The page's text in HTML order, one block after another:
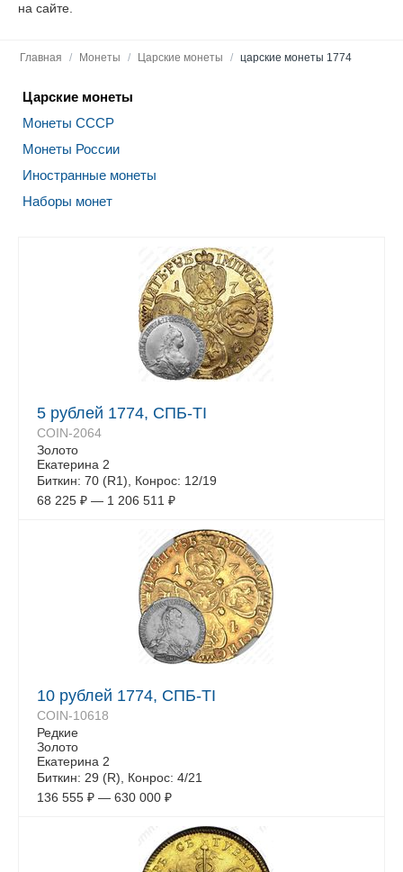
на сайте.
Главная / Монеты / Царские монеты / царские монеты 1774
Царские монеты
Монеты СССР
Монеты России
Иностранные монеты
Наборы монет
5 рублей 1774, СПБ-TI
COIN-2064
Золото
Екатерина 2
Биткин: 70 (R1), Конрос: 12/19
68 225 ₽ — 1 206 511 ₽
10 рублей 1774, СПБ-TI
COIN-10618
Редкие
Золото
Екатерина 2
Биткин: 29 (R), Конрос: 4/21
136 555 ₽ — 630 000 ₽